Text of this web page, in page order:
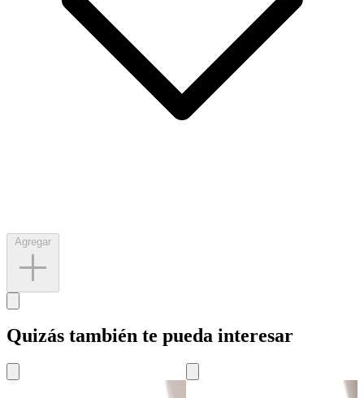
Quizás también te pueda interesar